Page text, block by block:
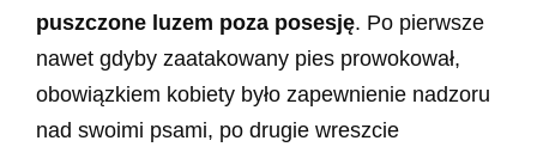
puszczone luzem poza posesję. Po pierwsze
nawet gdyby zaatakowany pies prowokował,
obowiązkiem kobiety było zapewnienie nadzoru
nad swoimi psami, po drugie wreszcie